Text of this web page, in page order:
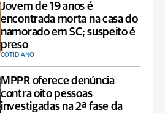
Jovem de 19 anos é
encontrada morta na casa do
namorado em SC; suspeito é
preso
COTIDIANO
MPPR oferece denúncia
contra oito pessoas
investigadas na 2ª fase da